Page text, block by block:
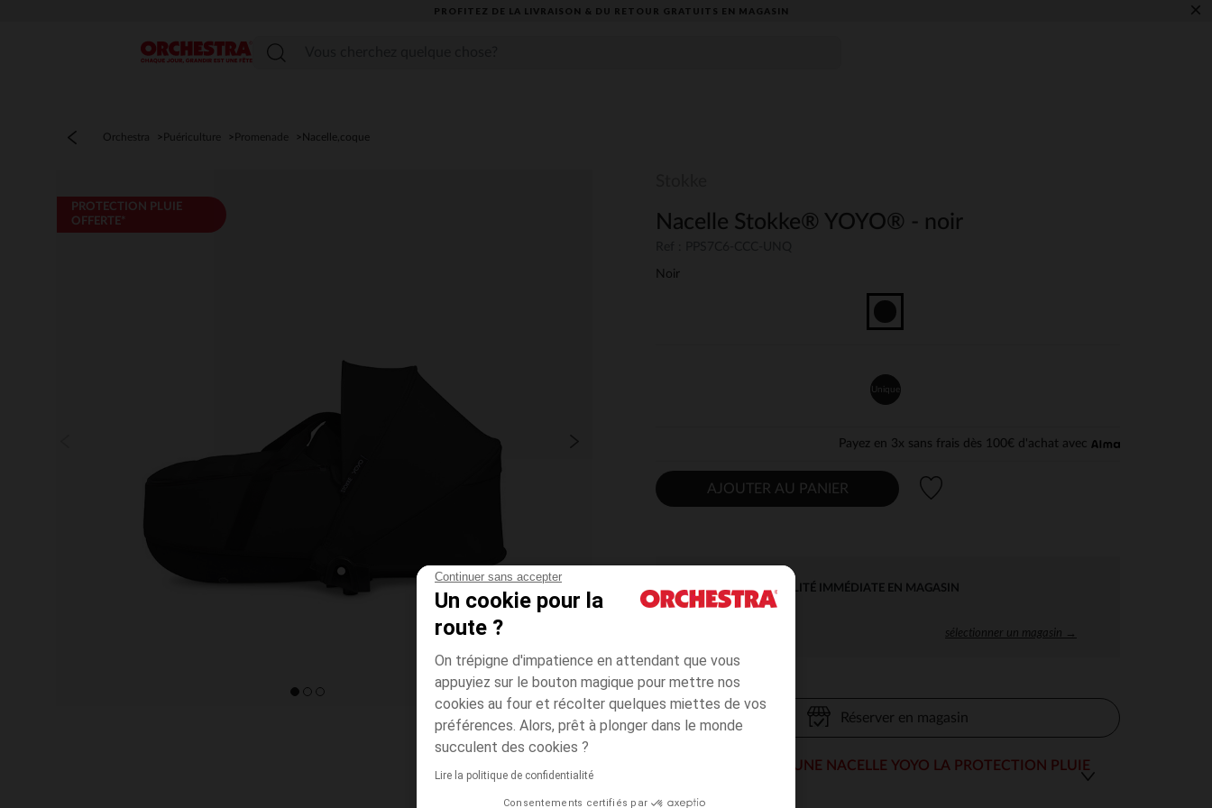
Continuer sans accepter
Un cookie pour la
route ?
On trépigne d'impatience en attendant que vous
appuyiez sur le bouton magique pour mettre nos
cookies au four et récolter quelques miettes de vos
préférences. Alors, prêt à plonger dans le monde
succulent des cookies ?
Lire la politique de confidentialité
Consentements certifiés par
PROFITEZ DE LA LIVRAISON & DU RETOUR GRATUITS EN MAGASIN​ ×
Menu
Orchestra Puériculture Promenade Nacelle,coque
PROTECTION PLUIE
OFFERTE*
Nacelle Stokke® YOYO® - noir
Noir
Unique
Payez en 3x sans frais dès 100€ d'achat avec
AJOUTER AU PANIER
DISPONIBILITÉ IMMÉDIATE EN MAGASIN
sélectionner un magasin →
Réserver en magasin
POUR L'ACHAT D'UNE NACELLE YOYO LA PROTECTION PLUIE